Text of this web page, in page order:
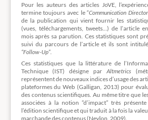
Pour les auteurs des articles JoVE,
termine toujours avec le “Communication Director
de la publication qui vient fournir les
(vues, téléchargements, tweets…) de l’article
mois après sa parution. Ces statistiques sont
suivi du parcours de l’article et ils sont
“Follow-Up”.
Ces statistiques que la littérature de
Technique (IST) désigne par Altmetrics
représentent de nouveaux indices d’usage des
plateformes du Web (Galligan, 2013) pour
des contenus scientifiques. Au même titre que
associées à la notion “d’impact” très
l’édition scientifique et qui traduit à la fois la
marchande des contenus (Neylon, 2009).